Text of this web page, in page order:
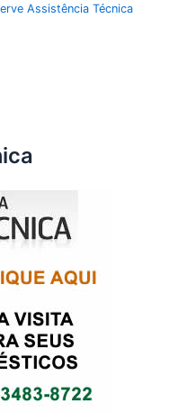
Assistência Técnica